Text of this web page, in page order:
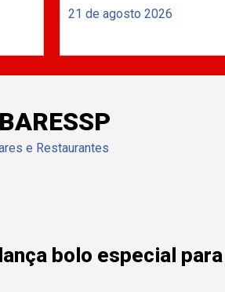
21 de agosto 2026
e Restaurantes
bolo especial